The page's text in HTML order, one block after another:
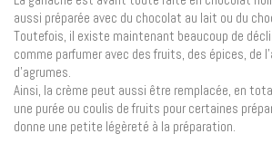
aussi préparée avec du chocolat au lait ou du
Toutefois, il existe maintenant beaucoup de
comme parfumer avec des fruits, des épices, de
d’agrumes.
Ainsi, la crème peut aussi être remplacée, en
une purée ou coulis de fruits pour certaines
donne une petite légèreté à la préparation.